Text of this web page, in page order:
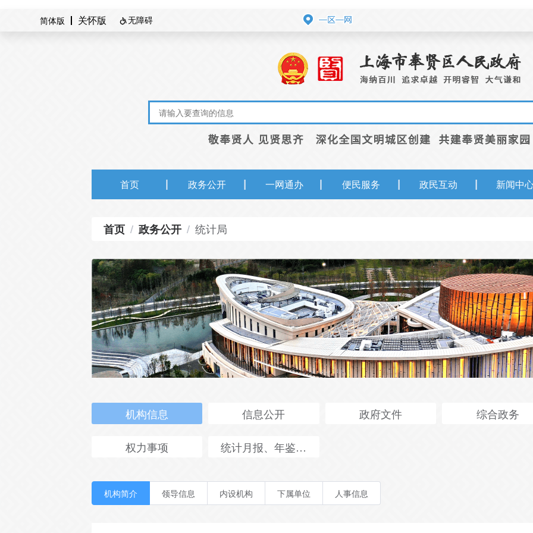
简体版 关怀版 无障碍
首页 政务公开 一网通办 便民服务 政民互动 新闻中
首页 / 政务公开 / 统计局
机构信息 信息公开 政府文件 综合政务
权力事项 统计月报、年鉴、公报
机构简介 领导信息 内设机构 下属单位 人事信息